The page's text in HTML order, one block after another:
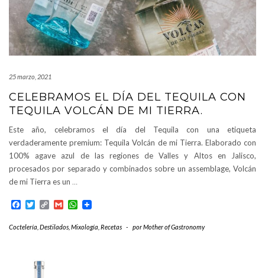
25 marzo, 2021
CELEBRAMOS EL DÍA DEL TEQUILA CON
TEQUILA VOLCÁN DE MI TIERRA.
Este año, celebramos el día del Tequila con una etiqueta
verdaderamente premium: Tequila Volcán de mi Tierra. Elaborado con
100% agave azul de las regiones de Valles y Altos en Jalisco,
procesados por separado y combinados sobre un assemblage, Volcán
de mi Tierra es un …
Facebook
TwitterCopyGmailWhatsApp
Coctelería Destilados Mixología Recetas - porMother of Gastronomy